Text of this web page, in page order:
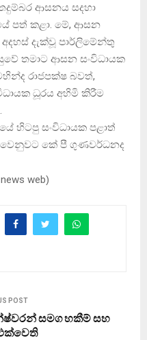
ආසනය සදහා
පත් කළා. මේ, ආසන
දැක්වූ පාර්ලිමේන්තු
තමාට ආසන සංවිධායක
රාජපක්ෂ බවත්,
ධූරය අහිමි කිරීම
හිටපු සංවිධායක පළාත්
වෙනුවට කේ පී ගුණවර්ධනද
web)
POST
සමග හකීම් සහ